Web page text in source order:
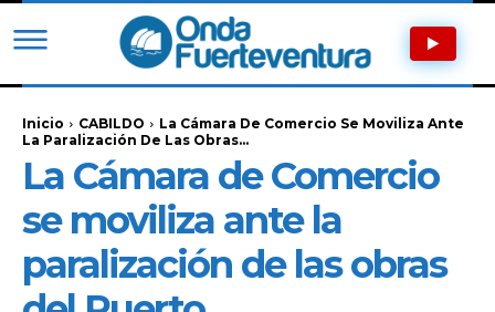
Inicio CABILDO
La Cámara De Comercio Se Moviliza Ante
La Paralización De Las Obras...
La Cámara de Comercio
se moviliza ante la
paralización de las obras